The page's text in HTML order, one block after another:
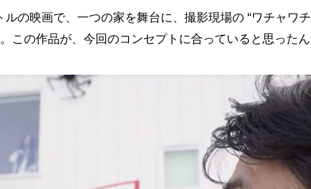
ルの映画で、一つの家を舞台に、撮影現場の “ワチャワ
この作品が、今回のコンセプトに合っていると思った